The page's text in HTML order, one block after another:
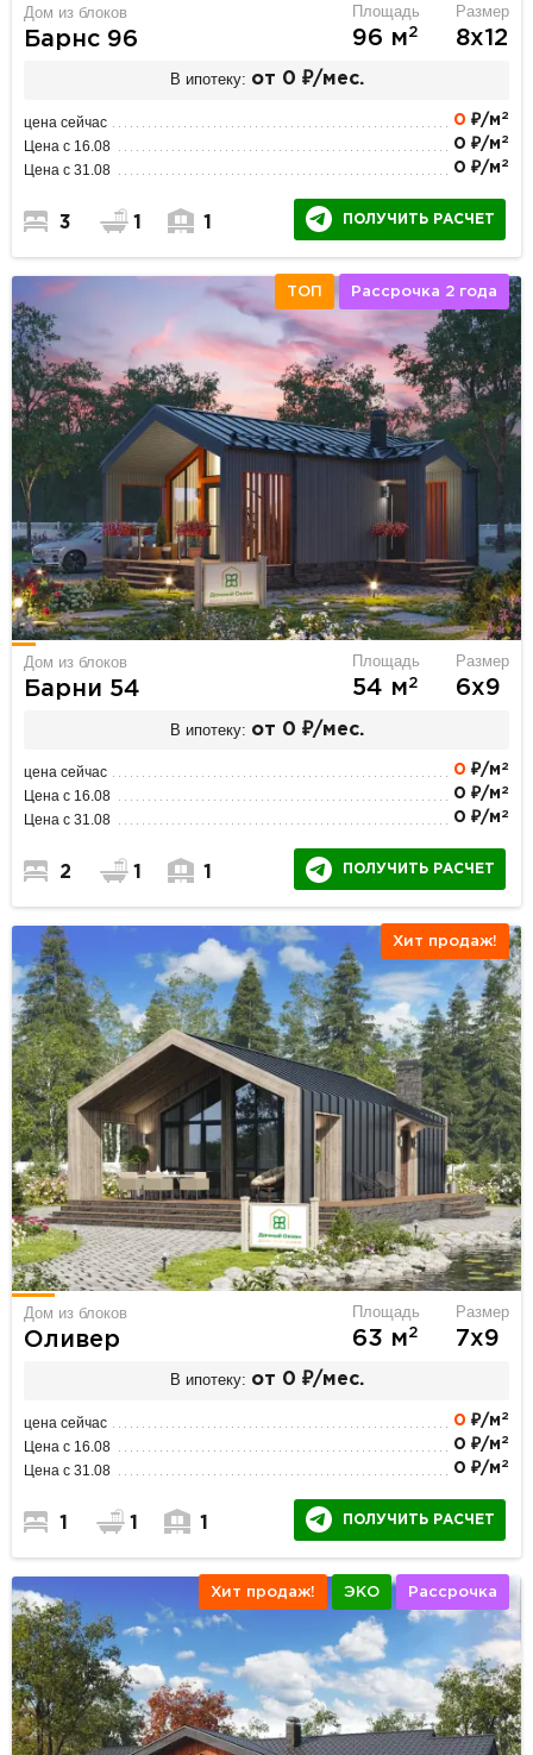
Дом из блоков
Барнс 96
Площадь
96 м2
Размер
8х12
В ипотеку: от 0 ₽/мес.
цена сейчас 0 ₽/м 2
Цена с 16.08 0 ₽/м 2
Цена с 31.08 0 ₽/м 2
3 1 1 ПОЛУЧИТЬ РАСЧЕТ
ТОП Рассрочка 2 года
Дом из блоков
Барни 54
Площадь
54 м2
Размер
6х9
В ипотеку: от 0 ₽/мес.
цена сейчас 0 ₽/м 2
Цена с 16.08 0 ₽/м 2
Цена с 31.08 0 ₽/м 2
2 1 1 ПОЛУЧИТЬ РАСЧЕТ
Хит продаж!
Дом из блоков
Оливер
Площадь
63 м2
Размер
7х9
В ипотеку: от 0 ₽/мес.
цена сейчас 0 ₽/м 2
Цена с 16.08 0 ₽/м 2
Цена с 31.08 0 ₽/м 2
1 1 1 ПОЛУЧИТЬ РАСЧЕТ
Хит продаж! ЭКО Рассрочка